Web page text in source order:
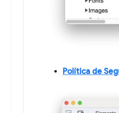
Política de